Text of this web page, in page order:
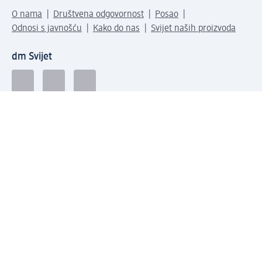
O nama Društvena odgovornost
Posao
Odnosi s javnošću
Kako do nas Svijet naših proizvoda
dm Svijet